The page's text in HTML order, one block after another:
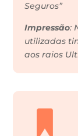
Seguros”
Impressão:
utilizadas
aos raios